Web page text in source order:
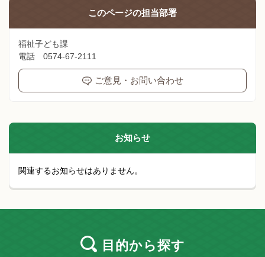
このページの担当部署
福祉子ども課
電話 0574-67-2111
ご意見・お問い合わせ
お知らせ
関連するお知らせはありません。
目的から探す